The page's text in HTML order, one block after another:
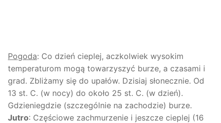
Pogoda: Co dzień cieplej, aczkolwiek wysokim
temperaturom mogą towarzyszyć burze, a czasami i
grad. Zbliżamy się do upałów. Dzisiaj słonecznie. Od
13 st. C. (w nocy) do około 25 st. C. (w dzień).
Gdzieniegdzie (szczególnie na zachodzie) burze.
Jutro: Częściowe zachmurzenie i jeszcze cieplej (16